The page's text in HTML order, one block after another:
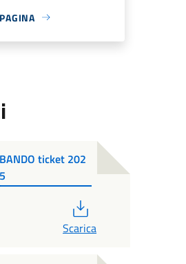
BANDO ticket 202
5
Scarica